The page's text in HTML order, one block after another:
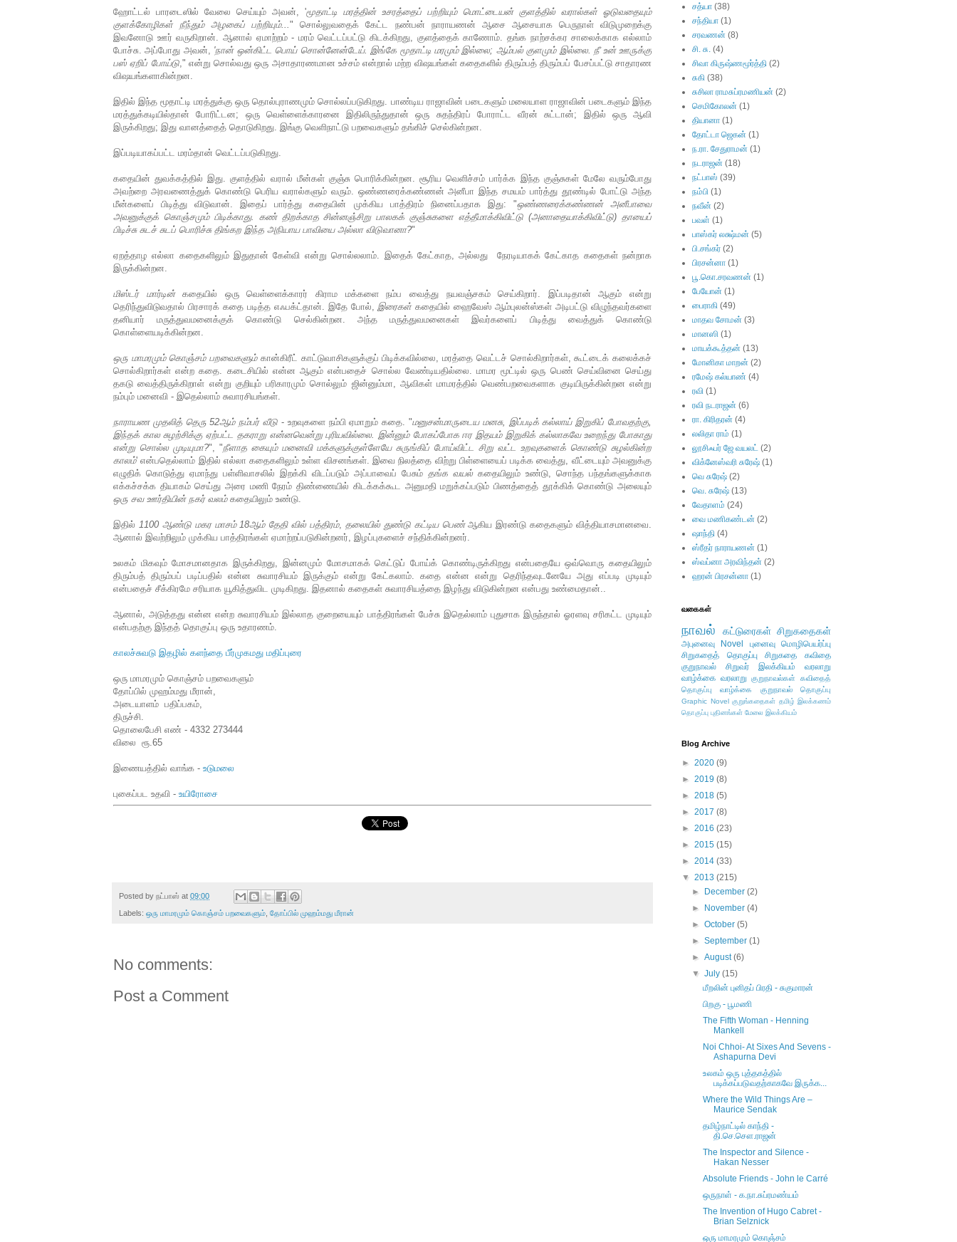
ஹோட்டல் பாரடைஸில் வேலை செய்யும் அவன், 'மூதாட்டி மரத்தின் உசரத்தைப் பற்றியும் மொட்டையன் குளத்தில் வரால்கள் ஓடுவதையும்
குளக்கோழிகள் நீந்தும் அழகைப் பற்றியும்..." சொல்லுவதைக் கேட்ட நண்பன் நாராயணன் ஆசை ஆசையாக பெருநாள் விடுமுறைக்கு
இவனோடு ஊர் வருகிறான். ஆனால் ஏமாற்றம் - மரம் வெட்டப்பட்டு கிடக்கிறது, குளத்தைக் காணோம். தங்க நாற்சக்கர சாலைக்காக எல்லாம்
போச்சு. அப்போது அவன், 'நான் ஒன்கிட்ட பொய் சொன்னேன்டேய். இங்கே மூதாட்டி மரமும் இல்லை; ஆம்பல் குளமும் இல்லை. நீ உன் ஊருக்கு
பஸ் ஏறிப் போய்டு," என்று சொல்வது ஒரு அசாதாரணமான உச்சம் என்றால் மற்ற விஷயங்கள் கதைகளில் திரும்பத் திரும்பப் பேசப்பட்டு சாதாரண
விஷயங்களாகின்றன.
இதில் இந்த மூதாட்டி மரத்துக்கு ஒரு தொல்புராணமும் சொல்லப்படுகிறது. பாண்டிய ராஜாவின் படைகளும் மலையாள ராஜாவின் படைகளும் இந்த
மரத்துக்கடியில்தான் போரிட்டன; ஒரு வெள்ளைக்காரனை இதிலிருந்துதான் ஒரு சுதந்திரப் போராட்ட வீரன் சுட்டான்; இதில் ஒரு ஆவி
இருக்கிறது; இது வானத்தைத் தொடுகிறது. இங்கு வெளிநாட்டு பறவைகளும் தங்கிச் செல்கின்றன.
இப்படியாகப்பட்ட மரம்தான் வெட்டப்படுகிறது.
கதையின் துவக்கத்தில் இது. குளத்தில் வரால் மீன்கள் குஞ்சு பொரிக்கின்றன. சூரிய வெளிச்சம் பார்க்க இந்த குஞ்சுகள் மேலே வரும்போது
அவற்றை அரவணைத்துக் கொண்டு பெரிய வரால்களும் வரும். ஒண்ணரைக்கண்ணன் அனீபா இந்த சமயம் பார்த்து தூண்டில் போட்டு அந்த
மீன்களைப் பிடித்து விடுவான். இதைப் பார்த்து கதையின் முக்கிய பாத்திரம் நினைப்பதாக இது: "ஒண்ணரைக்கண்ணன் அனீபாவை
அவனுக்குக் கொஞ்சமும் பிடிக்காது. கண் திறக்காத சின்னஞ்சிறு பாலகக் குஞ்சுகளை எத்தீமாக்கிவிட்டு (அனாதையாக்கிவிட்டு) தாயைப்
பிடிச்சு சுடச் சுடப் பொரிச்சு திங்கற இந்த அநியாய பாவியை அல்லா விடுவானா?"
ஏறத்தாழ எல்லா கதைகளிலும் இதுதான் கேள்வி என்று சொல்லலாம். இதைக் கேட்காத, அல்லது நேரடியாகக் கேட்காத கதைகள் நன்றாக
இருக்கின்றன.
மிஸ்டர் மார்டின்கதையில் ஒரு வெள்ளைக்காரர் கிராம மக்களை நம்ப வைத்து நயவஞ்சகம் செய்கிறார். இப்படிதான் ஆகும் என்று
தெரிந்துவிடுவதால் பிரசாரக் கதை படித்த எஃபக்ட்தான். இதே போல்,இரைகள்கதையில் ஹைவேஸ் ஆம்புலன்ஸ்கள் அடிபட்டு விழுந்தவர்களை
தனியார் மருத்துவமனைக்குக் கொண்டு செல்கின்றன. அந்த மருத்துவமனைகள் இவர்களைப் பிடித்து வைத்துக் கொண்டு
கொள்ளையடிக்கின்றன.
ஒரு மாமரமும் கொஞ்சம் பறவைகளும்கான்கிரீட் காட்டுவாசிகளுக்குப் பிடிக்கவில்லை, மரத்தை வெட்டச் சொல்கிறார்கள், கூட்டைக் கலைக்கச்
சொல்கிறார்கள் என்ற கதை. கடைசியில் என்ன ஆகும் என்பதைச் சொல்ல வேண்டியதில்லை. மாமர மூட்டில் ஒரு பெண் செய்வினை செய்து
தகடு வைத்திருக்கிறாள் என்று குறியும் பரிகாரமும் சொல்லும் ஜின்னும்மா, ஆவிகள் மாமரத்தில் வெண்பறவைகளாக குடியிருக்கின்றன என்று
நம்பும் மனைவி - இதெல்லாம் சுவாரசியங்கள்.
நாராயண முதலித் தெரு 52ஆம் நம்பர் வீடு - உறவுகளை நம்பி ஏமாறும் கதை. "மனுசன்மாருடைய மனசு, இப்படிக் கல்லாய் இறுகிப் போவதற்கு,
இந்தக் கால சுழற்சிக்கு ஏற்பட்ட தகராறு என்னவென்று புரியவில்லை. இன்னும் போகப்போக ஈர இதயம் இறுகிக் கல்லாகவே உறைந்து போகாது
என்று சொல்ல முடியுமா?", "நீளாத கையும் மனைவி மக்களுக்குள்ளேயே சுருங்கிப் போய்விட்ட சிறு வட்ட உறவுகளைக் கொண்டு சுழல்கின்ற
காலம்' என்பதெல்லாம் இதில் எல்லா கதைகளிலும் உள்ள விசனங்கள். இவை நிலத்தை விற்று பிள்ளையைப் படிக்க வைத்து, வீட்டையும் அவனுக்கு
எழுதிக் கொடுத்து ஏமாந்து பள்ளிவாசலில் இறக்கி விடப்படும் அப்பாவைப் பேசும் தங்க வயல்கதையிலும் உண்டு, சொந்த பந்தங்களுக்காக
எக்கச்சக்க தியாகம் செய்து அரை மணி நேரம் திண்ணையில் கிடக்கக்கூட அனுமதி மறுக்கப்படும் பிணத்தைத் தூக்கிக் கொண்டு அலையும்
ஒரு சவ ஊர்தியின் நகர் வலம் கதையிலும் உண்டு.
இதில் 1100 ஆண்டு மகர மாசம் 18ஆம் தேதி வில் பத்திரம், தலையில் துண்டு கட்டிய பெண்ஆகிய இரண்டு கதைகளும் வித்தியாசமானவை.
ஆனால் இவற்றிலும் முக்கிய பாத்திரங்கள் ஏமாற்றப்படுகின்றனர், இழப்புகளைச் சந்திக்கின்றனர்.
உலகம் மிகவும் மோசமானதாக இருக்கிறது, இன்னமும் மோசமாகக் கெட்டுப் போய்க் கொண்டிருக்கிறது என்பதையே ஒவ்வொரு கதையிலும்
திரும்பத் திரும்பப் படிப்பதில் என்ன சுவாரசியம் இருக்கும் என்று கேட்கலாம். கதை என்ன என்று தெரிந்தவுடனேயே அது எப்படி முடியும்
என்பதைச் சீக்கிரமே சரியாக யூகித்துவிட முடிகிறது. இதனால் கதைகள் சுவாரசியத்தை இழந்து விடுகின்றன என்பது உண்மைதான்..
ஆனால், அடுத்தது என்ன என்ற சுவாரசியம் இல்லாத குறையையும் பாத்திரங்கள் பேச்சு இதெல்லாம் புதுசாக இருந்தால் ஓரளவு சரிகட்ட முடியும்
என்பதற்கு இந்தத் தொகுப்பு ஒரு உதாரணம்.
காலச்சுவடு இதழில் களந்தை பீர்முகமது மதிப்புரை
ஒரு மாமரமும் கொஞ்சம் பறவைகளும்
தோப்பில் முஹம்மது மீரான்,
அடையாளம் பதிப்பகம்,
திருச்சி.
தொலைபேசி எண் - 4332 273444
விலை ரூ.65
இணையத்தில் வாங்க - உடுமலை
புகைப்பட உதவி - உயிரோசை
Posted by நட்பாஸ் at 09:00
Labels: ஒரு மாமரமும் கொஞ்சம் பறவைகளும், தோப்பில் முஹம்மது மீரான்
No comments:
Post a Comment
சத்யா (38)
சந்தியா (1)
சரவணன் (8)
சி. சு. (4)
சிவா கிருஷ்ணமூர்த்தி (2)
சுகி (38)
சுசிலா ராமசுப்ரமணியன் (2)
செமிகோலன் (1)
தியானா (1)
தோட்டா ஜெகன் (1)
ந.ரா. சேதுராமன் (1)
நடராஜன் (18)
நட்பாஸ் (39)
நம்பி (1)
நவீன் (2)
பவள் (1)
பாஸ்கர் லக்ஷ்மன் (5)
பி.சங்கர் (2)
பிரசன்னா (1)
பூ.கொ.சரவணன் (1)
பேயோன் (1)
பைராகி (49)
மாதவ சோமன் (3)
மானஸி (1)
மாயக்கூத்தன் (13)
மோனிகா மாறன் (2)
ரமேஷ் கல்யாண் (4)
ரவி (1)
ரவி நடராஜன் (6)
ரா. கிரிதரன் (4)
லலிதா ராம் (1)
லூசிஃபர் ஜே வயலட் (2)
விக்னேஸ்வரி சுரேஷ் (1)
வெ சுரேஷ் (2)
வெ. சுரேஷ் (13)
வேதாளம் (24)
வை மணிகண்டன் (2)
ஷாந்தி (4)
ஸ்ரீதர் நாராயணன் (1)
ஸ்வப்னா அரவிந்தன் (2)
ஹரன் பிரசன்னா (1)
வகைகள்
நாவல் கட்டுரைகள் சிறுகதைகள்
அபுனைவு Novel புனைவு மொழிபெயர்ப்பு
சிறுகதைத் தொகுப்பு
சிறுகதை
கவிதை
குறுநாவல்
சிறுவர் இலக்கியம்
வரலாறு
வாழ்க்கை வரலாறு
குறுநாவல்கள்
கவிதைத்
தொகுப்பு
வாழ்க்கை குறுநாவல் தொகுப்பு
Graphic Novel குறுங்கதைகள் தமிழ் இலக்கணம்
தொகுப்பு புதினங்கள் மேலை இலக்கியம்
Blog Archive
► 2020 (9)
► 2019 (8)
► 2018 (5)
► 2017 (8)
► 2016 (23)
► 2015 (15)
► 2014 (33)
▼ 2013 (215)
► December(2)
► November(4)
►October(5)
►September(1)
►August(6)
▼July(15)
மீறலின் புனிதப் பிரதி - சுகுமாரன்
பிறகு - பூமணி
The Fifth Woman - Henning
Mankell
Noi Chhoi- At Sixes And Sevens -
Ashapurna Devi
உலகம் ஒரு புத்தகத்தில்
படிக்கப்படுவதற்காகவே இருக்க...
Where the Wild Things Are –
Maurice Sendak
தமிழ்நாட்டில் காந்தி -
தி.செ.சௌ.ராஜன்
The Inspector and Silence -
Hakan Nesser
Absolute Friends - John le Carré
ஒருநாள் - க.நா.சுப்ரமண்யம்
The Invention of Hugo Cabret -
Brian Selznick
ஒரு மாமரமும் கொஞ்சம்